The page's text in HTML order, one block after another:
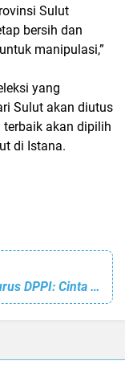
Sulut
bersih dan
manipulasi,”
yang
Sulut akan diutus
akan dipilih
di Istana.
Dari Nanu Kotamobagu hingga Pengurus DPPI: Cinta Mokoginta Ucapkan Terima Kasih kepada PPI